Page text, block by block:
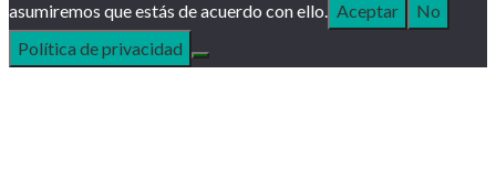
asumiremos que estás de acuerdo con ello. Aceptar
No
Política de privacidad